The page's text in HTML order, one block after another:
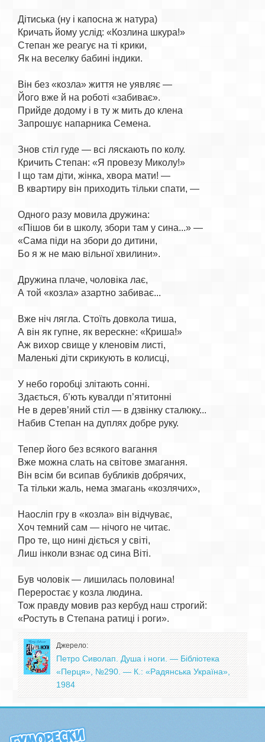
Дітиська (ну і капосна ж натура)
Кричать йому услід: «Козлина шкура!»
Степан же реагує на ті крики,
Як на веселку бабині індики.
Він без «козла» життя не уявляє —
Його вже й на роботі «забиває».
Прийде додому і в ту ж мить до клена
Запрошує напарника Семена.
Знов стіл гуде — всі ляскають по колу.
Кричить Степан: «Я провезу Миколу!»
І що там діти, жінка, хвора мати! —
В квартиру він приходить тільки спати, —
Одного разу мовила дружина:
«Пішов би в школу, збори там у сина...» —
«Сама піди на збори до дитини,
Бо я ж не маю вільної хвилини».
Дружина плаче, чоловіка лає,
А той «козла» азартно забиває...
Вже ніч лягла. Стоїть довкола тиша,
А він як гупне, як верескне: «Криша!»
Аж вихор свище у кленовім листі,
Маленькі діти скрикують в колисці,
У небо горобці злітають сонні.
Здається, б’ють кувалди п’ятитонні
Не в дерев’яний стіл — в дзвінку сталюку...
Набив Степан на дуплях добре руку.
Тепер його без всякого вагання
Вже можна слать на світове змагання.
Він всім би всипав бубликів добрячих,
Та тільки жаль, нема змагань «козлячих»,
Наосліп гру в «козла» він відчуває,
Хоч темний сам — нічого не читає.
Про те, що нині діється у світі,
Лиш інколи взнає од сина Віті.
Був чоловік — лишилась половина!
Переростає у козла людина.
Тож правду мовив раз кербуд наш строгий:
Джерело:
Петро Сиволап. Душа і ноги. — Бібліотека
«Перця», №290. — К.: «Радянська Україна»,
1984